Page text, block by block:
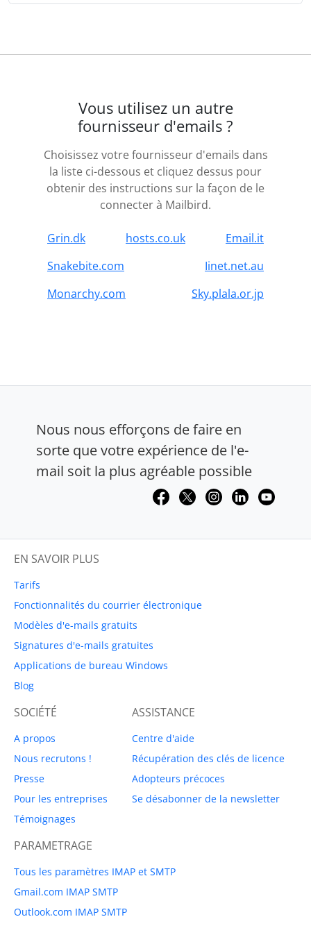
Vous utilisez un autre
fournisseur d'emails ?
Choisissez votre fournisseur d'emails dans
la liste ci-dessous et cliquez dessus pour
obtenir des instructions sur la façon de le
connecter à Mailbird.
Grin.dk hosts.co.uk
Email.it
Snakebite.com
Iinet.net.au
Monarchy.com
Sky.plala.or.jp
Nous nous efforçons de faire en
sorte que votre expérience de l'e-
mail soit la plus agréable possible
EN SAVOIR PLUS
Tarifs
Fonctionnalités du courrier électronique
Modèles d'e-mails gratuits
Signatures d'e-mails gratuites
Applications de bureau Windows
Blog
SOCIÉTÉ
A propos
Nous recrutons !
Presse
Pour les entreprises
Témoignages
ASSISTANCE
Centre d'aide
Récupération des clés de licence
Adopteurs précoces
Se désabonner de la newsletter
PARAMETRAGE
Tous les paramètres IMAP et SMTP
Gmail.com IMAP SMTP
Outlook.com IMAP SMTP